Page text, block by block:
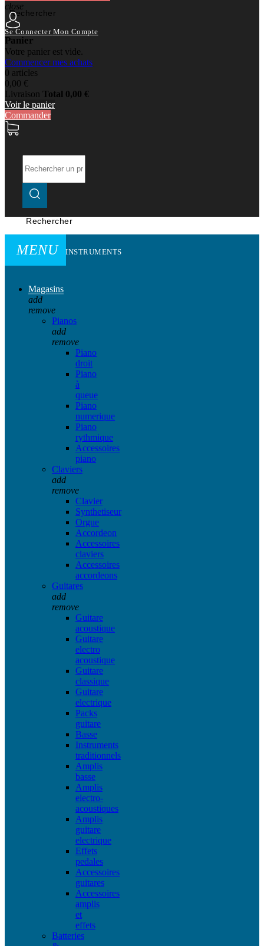
Rechercher
close
Se Connecter Mon Compte
Panier
Votre panier est vide.
Commencer mes achats
0 articles
0,00 €
Livraison Total 0,00 €
Voir le panier
Commander
Rechercher
MENU INSTRUMENTS
Magasins
add
remove
Pianos
add
remove
Piano
droit
Piano
à
queue
Piano
numerique
Piano
rythmique
Accessoires
piano
Claviers
add
remove
Clavier
Synthetiseur
Orgue
Accordeon
Accessoires
claviers
Accessoires
accordeons
Guitares
add
remove
Guitare
acoustique
Guitare
electro
acoustique
Guitare
classique
Guitare
electrique
Packs
guitare
Basse
Instruments
traditionnels
Amplis
basse
Amplis
electro-
acoustiques
Amplis
guitare
electrique
Effets
pedales
Accessoires
guitares
Accessoires
amplis
et
effets
Batteries